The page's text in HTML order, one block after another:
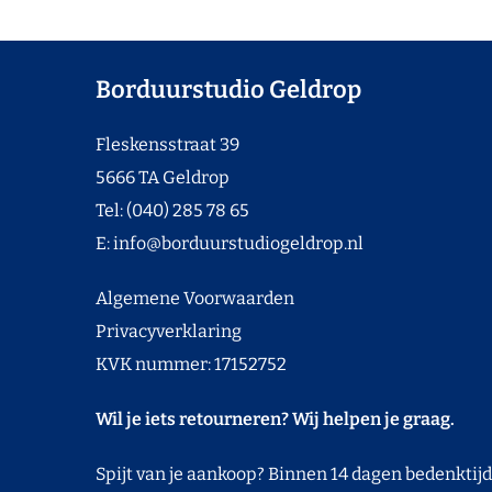
Borduurstudio Geldrop
Fleskensstraat 39
5666 TA Geldrop
Tel: (040) 285 78 65
E:info@borduurstudiogeldrop.nl
Algemene Voorwaarden
Privacyverklaring
KVK nummer: 17152752
Wil je iets retourneren? Wij helpen je graag.
Spijt van je aankoop? Binnen 14 dagen bedenktijd